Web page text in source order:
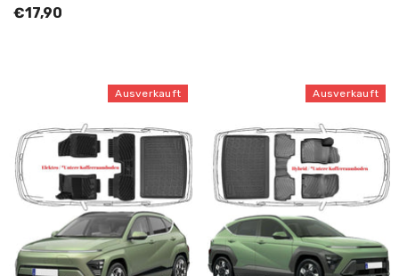
€17,90
Ausverkauft Ausverkauft